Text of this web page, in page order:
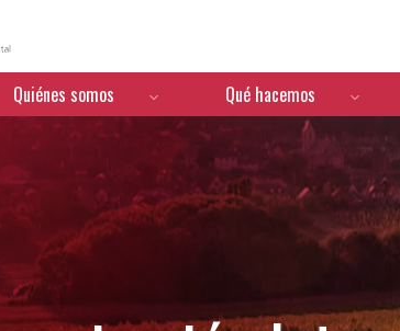
Menú de navegación
Quiénes somos Qué hacemos